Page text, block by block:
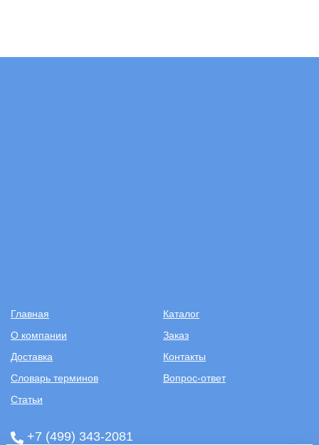
Главная
Каталог
О компании
Заказ
Доставка
Контакты
Словарь терминов
Вопрос-ответ
Статьи
+7 (499) 343-2081